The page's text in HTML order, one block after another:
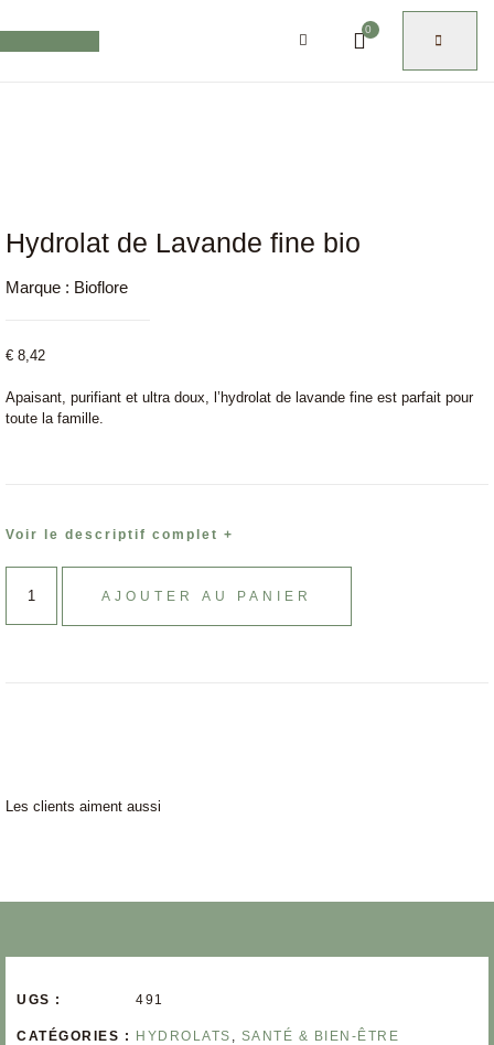
0
Hydrolat de Lavande fine bio
Marque : Bioflore
€ 8,42
Apaisant, purifiant et ultra doux, l’hydrolat de lavande fine est parfait pour
toute la famille.
Voir le descriptif complet +
AJOUTER AU PANIER
Les clients aiment aussi
UGS : 491
CATÉGORIES : HYDROLATS SANTÉ & BIEN-ÊTRE